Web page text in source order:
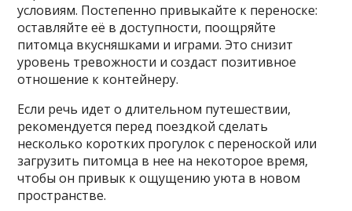
условиям. Постепенно привыкайте к переноске:
оставляйте её в доступности, поощряйте
питомца вкусняшками и играми. Это снизит
уровень тревожности и создаст позитивное
отношение к контейнеру.
Если речь идет о длительном путешествии,
рекомендуется перед поездкой сделать
несколько коротких прогулок с переноской или
загрузить питомца в нее на некоторое время,
чтобы он привык к ощущению уюта в новом
пространстве.